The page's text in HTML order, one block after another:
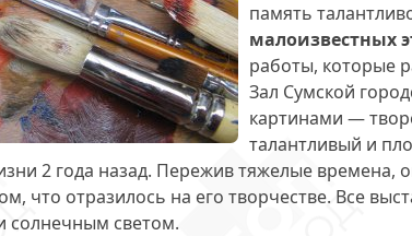
память
малоизвестных
работы, которые
Зал Сумской
картинами —
талантливый и
2 года назад. Пережив тяжелые времена,
что отразилось на его творчестве. Все
солнечным светом.